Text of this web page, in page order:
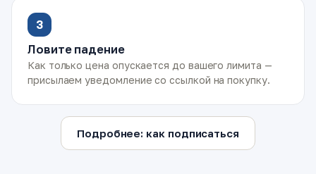
3
Ловите падение
Как только цена опускается до вашего лимита —
присылаем уведомление со ссылкой на покупку.
Подробнее: как подписаться